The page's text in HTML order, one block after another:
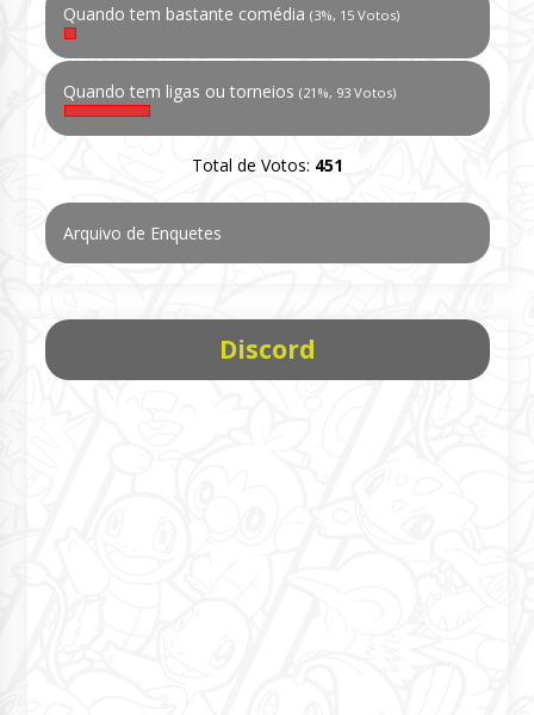
Quando tem bastante comédia (3%, 15 Votos)
Quando tem ligas ou torneios (21%, 93 Votos)
Total de Votos: 451
Arquivo de Enquetes
Discord